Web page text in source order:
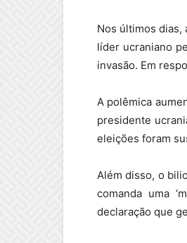
Nos últimos dias,
líder ucraniano
invasão. Em
A polêmica
presidente
eleições foram
Além disso, o
comanda uma
declaração que